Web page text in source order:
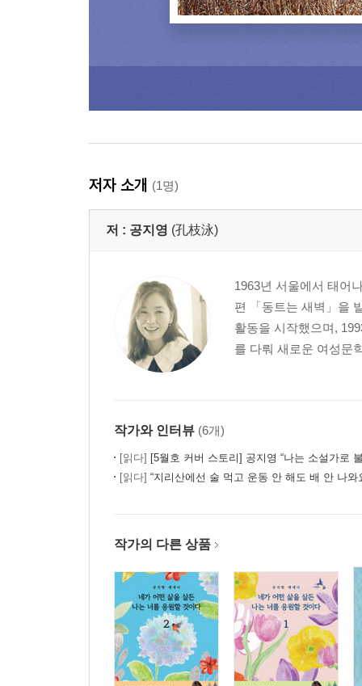
저자 소개 (1명)
저 : 공지영 (孔枝泳)
1963년 서울에서 태어
편 「동트는 새벽」을
활동을 시작했으며,
를 다뤄 새로운 여성문
작가와 인터뷰 (6개)
[읽다] [5월호 커버 스토리] 공지영 “나는 소설가로 불리
[읽다] “지리산에선 술 먹고 운동 안 해도 배 안 나와요” - 『공지영
작가의 다른 상품